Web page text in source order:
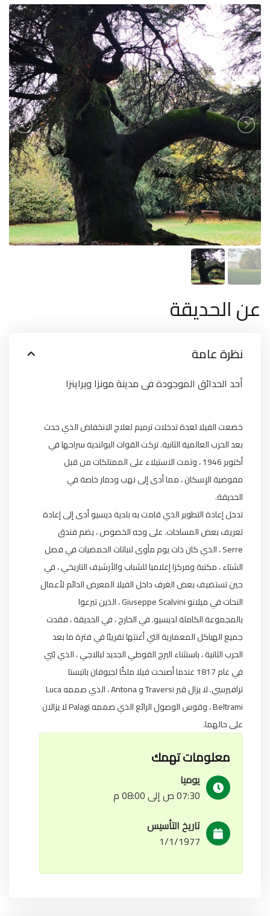
عن الحديقة
نظرة عامة
أحد الحدائق الموجودة فى مدينة مونزا وبراينزا
خضعت الفيلا لعدة تدخلات ترميم لعلاج الانخفاض الذي حدث
بعد الحرب العالمية الثانية. تركت القوات البولندية سراحها في
أكتوبر 1946 ، وتمت الاستيلاء على الممتلكات من قبل
مفوضية الإسكان ، مما أدى إلى نهب ودمار خاصة في
الحديقة.
تدخل إعادة التطوير الذي قامت به بلدية ديسيو أدى إلى إعادة
تعريف بعض المساحات. على وجه الخصوص ، يضم فندق
Serre ، الذي كان ذات يوم مأوى لنباتات الحمضيات في فصل
الشتاء ، مكتبة ومركزا إعلاميا للشباب والأرشيف التاريخي ، في
حين تستضيف بعض الغرف داخل الفيلا المعرض الدائم لأعمال
النحات في ميلانو Giuseppe Scalvini ، الذين تبرعوا
بالمجموعة الكاملة لديسيو. في الخارج ، في الحديقة ، فقدت
جميع الهياكل المعمارية التي أغنتها تقريبًا في فترة ما بعد
الحرب الثانية ، باستثناء البرج القوطي الجديد لبالاجي ، الذي بُني
في عام 1817 عندما أصبحت فيلا ملكًا لجيوفان باتيستا
ترافيرسي. لا يزال قبر Traversi و Antona ، الذي صممه Luca
Beltrami ، وقوس الوصول الرائع الذي صممه Palagi لا يزالان
على حالهما.
معلومات تهمك
يوميا
07:30 ص إلى 08:00 م
تاريخ التأسيس
1/1/1977